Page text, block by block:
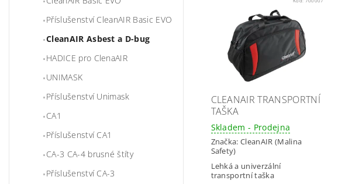
Příslušenství CleanAIR Basic EVO
CleanAIR Asbest a D-bug
HADICE pro ClenaAIR
UNIMASK
Příslušenství Unimask
CA1
Příslušenství CA1
CA-3 CA-4 brusné štíty
Příslušenství CA-3
CLEANAIR TRANSPORTNÍ
TAŠKA
Skladem - Prodejna
Značka:CleanAIR (Malina
Safety)
Lehká a univerzální
transportní taška